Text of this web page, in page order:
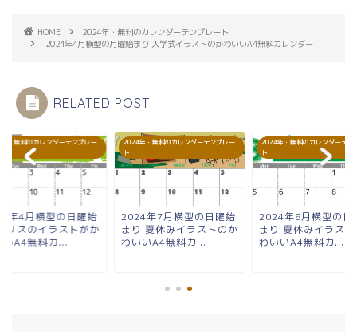
HOME
2024年・無料のカレンダーテンプレート
2024年4月横型の月曜始まり 入学式イラストのかわいいA4無料カレンダー
RELATED POST
・無料のカレンダーテンプレー
年7月横型の日曜始
夏休みイラストのか
いA4無料カ...
2024年・無料のカレンダーテンプレー
ト
2024年8月横型の日曜始
まり 夏休みイラストのか
わいいA4無料カ...
2024年・無料のカレンダーテン
ト
2024年4月横型の日
まり リスのイラス
わいいA4無料カ...